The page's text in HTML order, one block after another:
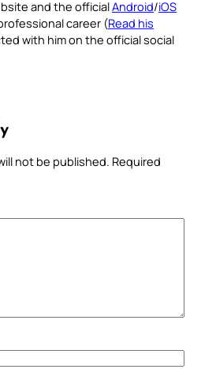
and the officialAndroid/iOS
career (Read his
with him on the official social
not be published. Required